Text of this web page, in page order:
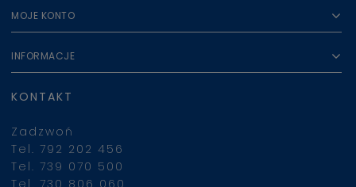
MOJE KONTO
INFORMACJE
KONTAKT
Zadzwoń
Tel. 792 202 456
Tel. 739 070 500